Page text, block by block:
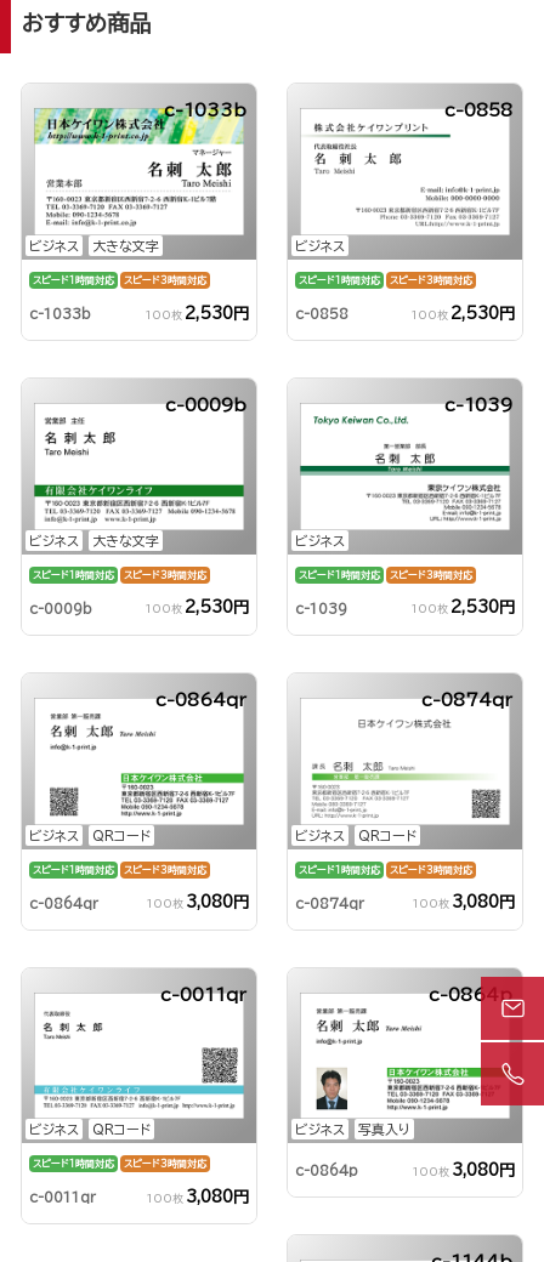
おすすめ商品
ビジネス 大きな文字
c-1033b
スピード1時間対応 スピード3時間対応
c-1033b 100枚 2,530円
ビジネス
c-0858
スピード1時間対応 スピード3時間対応
c-0858 100枚 2,530円
ビジネス 大きな文字
c-0009b
スピード1時間対応 スピード3時間対応
c-0009b 100枚 2,530円
ビジネス
c-1039
スピード1時間対応 スピード3時間対応
c-1039 100枚 2,530円
ビジネス QRコード
c-0864qr
スピード1時間対応 スピード3時間対応
c-0864qr 100枚 3,080円
ビジネス QRコード
c-0874qr
スピード1時間対応 スピード3時間対応
c-0874qr 100枚 3,080円
ビジネス QRコード
c-0011qr
スピード1時間対応 スピード3時間対応
c-0011qr 100枚 3,080円
ビジネス 写真入り
c-0864p
c-0864p 100枚 3,080円